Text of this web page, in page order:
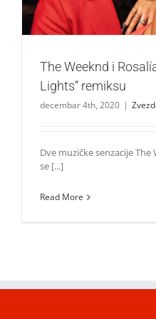
The Weeknd i
Lights“ remiksu
decembar 4th, 2020 |
Dve muzičke senzacije
se [...]
Read More